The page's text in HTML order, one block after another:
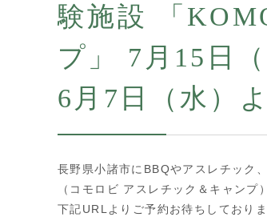
験施設 「
プ」 7月15日
6月7日（水）
長野県小諸市にBBQやアスレチック
（コモロビ アスレチック＆キャン
下記URLよりご予約お待ちしておりま